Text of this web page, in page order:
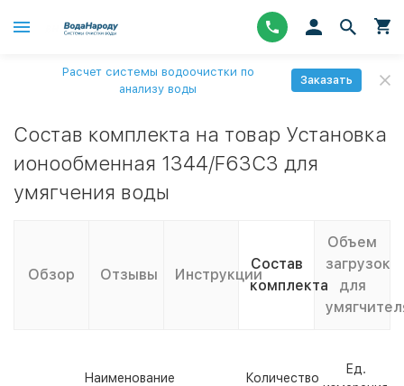
Расчет системы водоочистки по
анализу воды
Заказать
Состав комплекта на товар Установка
ионообменная 1344/F63C3 для
умягчения воды
Обзор Отзывы Инструкции
Состав
комплекта
Объем
загрузок
для
Наименование Количество
Ед.